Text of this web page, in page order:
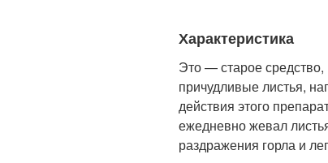
Характеристика
Это — старое средство,
причудливые листья,
действия этого
ежедневно жевал
раздражения горла и